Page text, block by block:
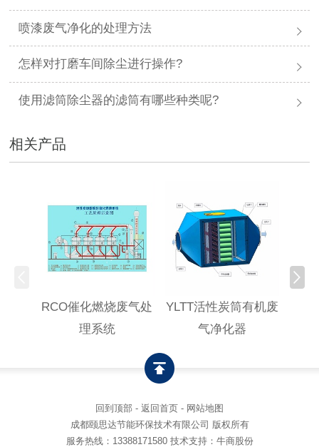
喷漆废气净化的处理方法
怎样对打磨车间除尘进行操作?
使用滤筒除尘器的滤筒有哪些种类呢?
相关产品
RCO催化燃烧废气处
理系统
YLTT活性炭筒有机废
气净化器
回到顶部 - 返回首页 - 网站地图
成都颐思达节能环保技术有限公司 版权所有
服务热线： 13388171580 技术支持：牛商股份